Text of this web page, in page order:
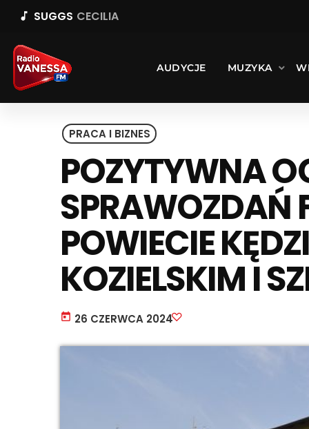
music_note SUGGS CECILIA
AUDYCJE MUZYKA
PRACA I BIZNES
POZYTYWNA
SPRAWOZDAŃ
POWIECIE
KOZIELSKIM I
today 26 CZERWCA 2024